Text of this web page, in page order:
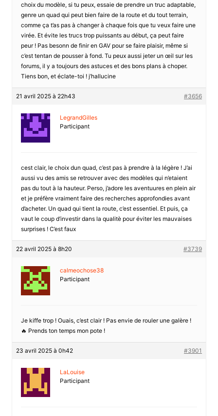
choix du modèle, si tu peux, essaie de prendre un truc adaptable,
genre un quad qui peut bien faire de la route et du tout terrain,
comme ça t’as pas à changer à chaque fois que tu veux faire une
virée. Et évite les trucs trop puissants au début, ça peut faire
peur ! Pas besonn de finir en GAV pour se faire plaisir, même si
c’est tentan de pousser à fond. Tu peux aussi jeter un œil sur les
forums, il y a toujours des astuces et des bons plans à choper.
Tiens bon, et éclate-toi ! j’hallucine
21 avril 2025 à 22h43 #3656
LegrandGilles
Participant
cest clair, le choix dun quad, c’est pas à prendre à la légère ! J’ai
aussi vu des amis se retrouver avec des modèles qui n’etaient
pas du tout à la hauteur. Perso, j’adore les aventuures en plein air
et je préfère vraiment faire des recherches approfondies avant
d’acheter. Un quad qui tient la route, c’est essentiel. Et puis, ça
vaut le coup d’investir dans la qualitè pour éviter les mauvaises
surprises ! C’est faux
22 avril 2025 à 8h20 #3739
calmeochose38
Participant
Je kiffe trop ! Ouais, c’est clair ! Pas envie de rouler une galère !
🔥 Prends ton temps mon pote !
23 avril 2025 à 0h42 #3901
LaLouise
Participant